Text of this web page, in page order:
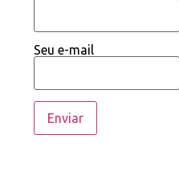
Seu e-mail